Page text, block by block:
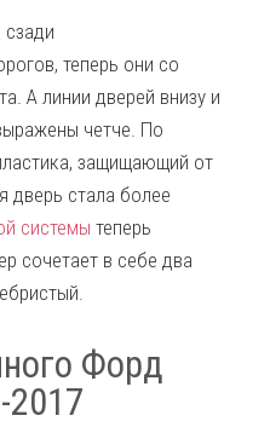
сзади
теперь они со
А линии дверей внизу и
четче. По
защищающий от
дверь стала более
системы теперь
сочетает в себе два
Форд
2017